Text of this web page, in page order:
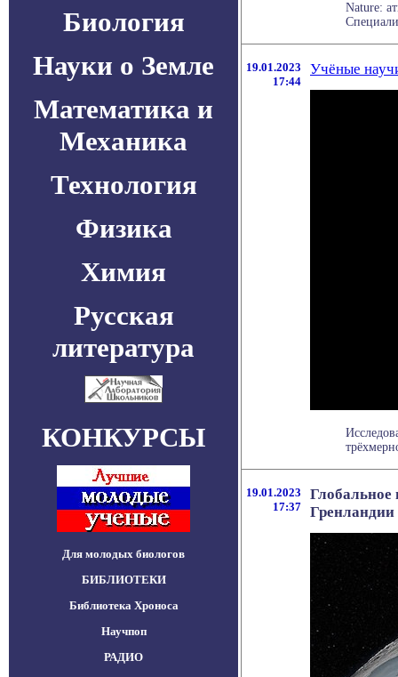
Биология
Науки о Земле
Математика и
Механика
Технология
Физика
Химия
Русская
литература
КОНКУРСЫ
Для молодых биологов
БИБЛИОТЕКИ
Библиотека Хроноса
Научпоп
РАДИО
Nature:
19.01.2023
17:44
Учёные
19.01.2023
17:37
Глобальное
Гренландии